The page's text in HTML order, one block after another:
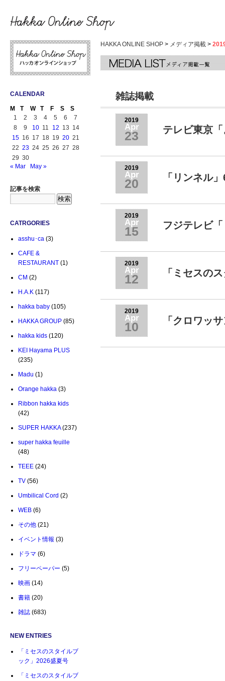
CALENDAR
M T W T F S
S
1
2 3 4 5 6
7
8
9 10 11 12 13 14
15 16 17 18 19 20 21
22 23 24 25 26 27 28
29 30
« Mar
May »
記事を検索
CATRGORIES
asshu･ca (3)
CAFE &
RESTAURANT (1)
CM (2)
H.A.K (117)
hakka baby (105)
HAKKA GROUP (85)
hakka kids (120)
KEI Hayama PLUS
(235)
Madu (1)
Orange hakka (3)
Ribbon hakka kids
(42)
SUPER HAKKA(237)
super hakka feuille
(48)
TEEE (24)
TV (56)
Umbilical Cord (2)
WEB (6)
その他 (21)
イベント情報 (3)
ドラマ (6)
フリーペーパー (5)
映画 (14)
書籍 (20)
雑誌 (683)
NEW ENTRIES
「ミセスのスタイルブ
ック」2026盛夏号
「ミセスのスタイルブ
HAKKA ONLINE SHOP > メディア掲載 >
雑誌掲載
2019
Apr
23 テレビ東京
2019
Apr
20 「リンネル
2019
Apr
15 フジテレビ
2019
Apr
12 「ミセスの
2019
Apr
10 「クロワッ